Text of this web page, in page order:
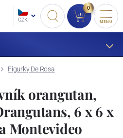
CZK
0
MENU
Figurky De Rosa
orangutan,
6 x 6 x
Montevideo